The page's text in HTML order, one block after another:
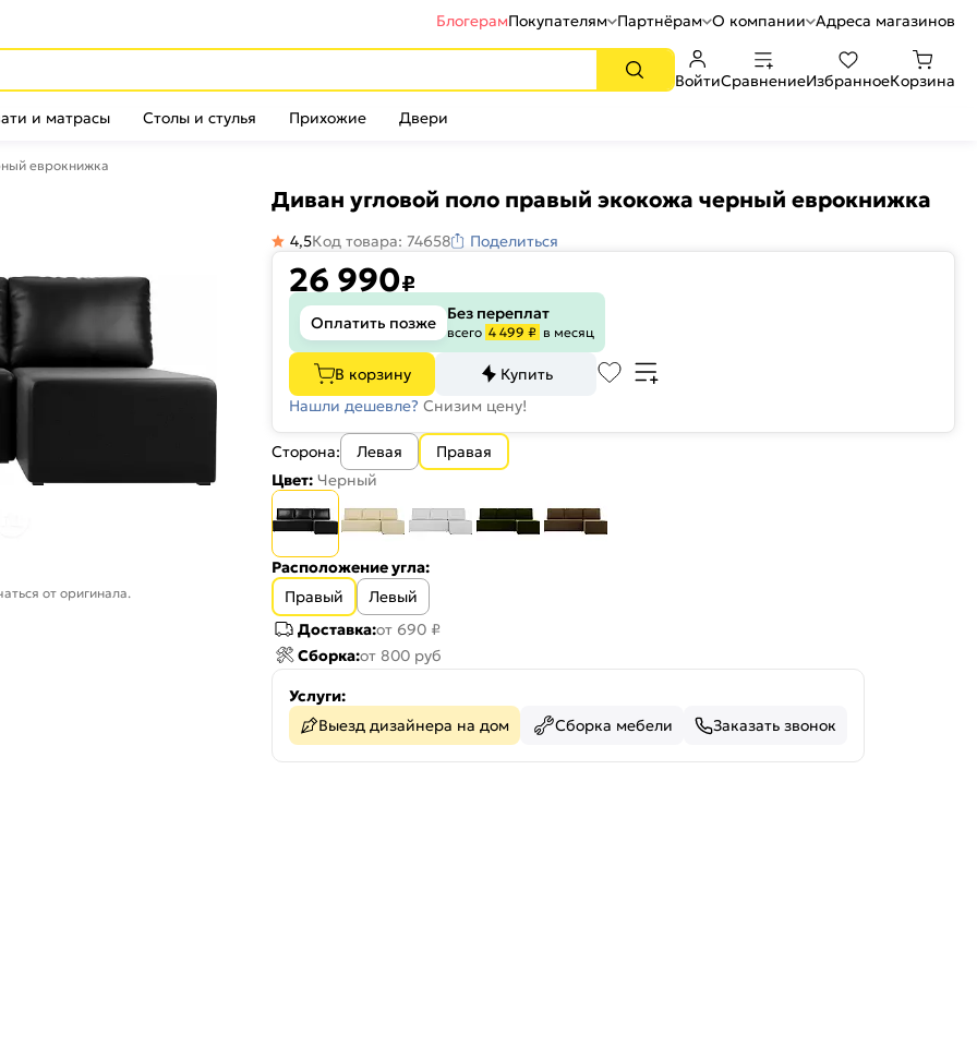
БлогерамПокупателям Партнёрам О компании Адреса магазинов
ВойтиСравнениеИзбранноеКорзина
и матрасы Столы и стулья Прихожие Двери
еврокнижка
от оригинала.
Диван угловой поло правый экокожа черный еврокнижка
4,5Код товара: 74658 Поделиться
26 990₽
Оплатить позже Без переплат
всего 4 499 ₽ в месяц
В корзину
Купить
Нашли дешевле? Снизим цену!
Сторона: Левая
Правая
Цвет: Черный
Расположение угла:
Правый
Левый
Доставка:от 690 ₽
Сборка:от 800 руб
Услуги:
Выезд дизайнера на дом
Сборка мебели Заказать звонок